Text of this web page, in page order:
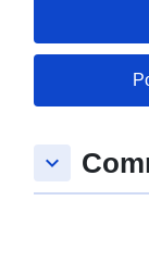
100 km²
keyboard_arrow_down